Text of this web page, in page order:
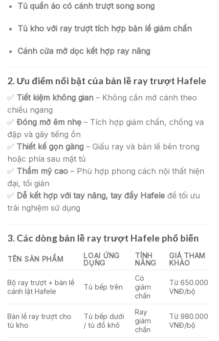
Tủ quần áo có cánh trượt song song
Tủ kho với ray trượt tích hợp bản lề giảm chấn
Cánh cửa mở dọc kết hợp ray nâng
2. Ưu điểm nổi bật của bản lề ray trượt Hafele
✅ Tiết kiệm không gian – Không cần mở cánh theo
chiều ngang
✅ Đóng mở êm nhẹ– Tích hợp giảm chấn, chống va
đập và gây tiếng ồn
✅ Thiết kế gọn gàng – Giấu ray và bản lề bên trong
hoặc phía sau mặt tủ
✅ Thẩm mỹ cao – Phù hợp phong cách nội thất hiện
đại, tối giản
✅ Dễ kết hợp với tay nâng, tay đẩy Hafele để tối ưu
trải nghiệm sử dụng
3. Các dòng bản lề ray trượt Hafele phổ biến
TÊN SẢN PHẨM
LOẠI ỨNG
DỤNG
TÍNH
NĂNG
GIÁ THAM
KHẢO
Bộ ray trượt + bản lề
cánh lật Hafele
Tủ bếp trên
Có
giảm
chấn
Từ 650.000
VNĐ/bộ
Bản lề ray trượt cho
tủ kho
Tủ bếp dưới
/ tủ đồ khô
Ray
giảm
chấn
Từ 980.000
VNĐ/bộ